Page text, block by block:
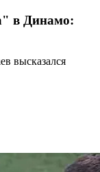
в Динамо:
высказался